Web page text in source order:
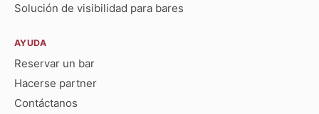
Solución de visibilidad para bares
AYUDA
Reservar un bar
Hacerse partner
Contáctanos